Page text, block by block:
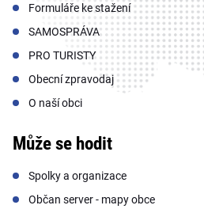
Formuláře ke stažení
SAMOSPRÁVA
PRO TURISTY
Obecní zpravodaj
O naší obci
Může se hodit
Spolky a organizace
Občan server - mapy obce